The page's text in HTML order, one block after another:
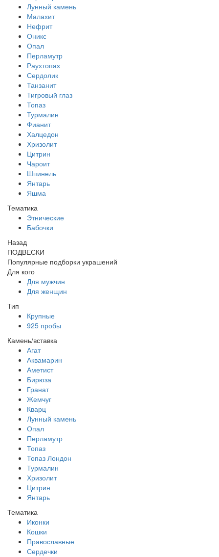
Лунный камень
Малахит
Нефрит
Оникс
Опал
Перламутр
Раухтопаз
Сердолик
Танзанит
Тигровый глаз
Топаз
Турмалин
Фианит
Халцедон
Хризолит
Цитрин
Чароит
Шпинель
Янтарь
Яшма
Тематика
Этнические
Бабочки
Назад
ПОДВЕСКИ
Популярные подборки украшений
Для кого
Для мужчин
Для женщин
Тип
Крупные
925 пробы
Камень/вставка
Агат
Аквамарин
Аметист
Бирюза
Гранат
Жемчуг
Кварц
Лунный камень
Опал
Перламутр
Топаз
Топаз Лондон
Турмалин
Хризолит
Цитрин
Янтарь
Тематика
Иконки
Кошки
Православные
Сердечки